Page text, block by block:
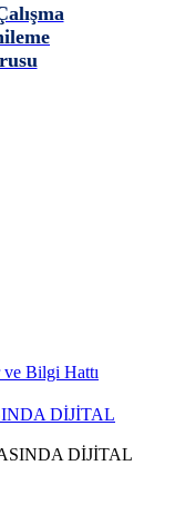
Bilgi Hattı
DİJİTAL